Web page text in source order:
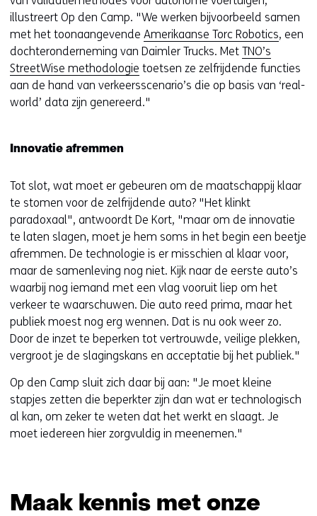
illustreert Op den Camp. "We werken bijvoorbeeld samen
met het toonaangevende Amerikaanse Torc Robotics, een
dochteronderneming van Daimler Trucks. Met TNO’s
StreetWise methodologie toetsen ze zelfrijdende functies
aan de hand van verkeersscenario’s die op basis van ‘real-
world’ data zijn genereerd."
Innovatie afremmen
Tot slot, wat moet er gebeuren om de maatschappij klaar
te stomen voor de zelfrijdende auto? "Het klinkt
paradoxaal", antwoordt De Kort, "maar om de innovatie
te laten slagen, moet je hem soms in het begin een beetje
afremmen. De technologie is er misschien al klaar voor,
maar de samenleving nog niet. Kijk naar de eerste auto’s
waarbij nog iemand met een vlag vooruit liep om het
verkeer te waarschuwen. Die auto reed prima, maar het
publiek moest nog erg wennen. Dat is nu ook weer zo.
Door de inzet te beperken tot vertrouwde, veilige plekken,
vergroot je de slagingskans en acceptatie bij het publiek."
Op den Camp sluit zich daar bij aan: "Je moet kleine
stapjes zetten die beperkter zijn dan wat er technologisch
al kan, om zeker te weten dat het werkt en slaagt. Je
moet iedereen hier zorgvuldig in meenemen."
Maak kennis met onze